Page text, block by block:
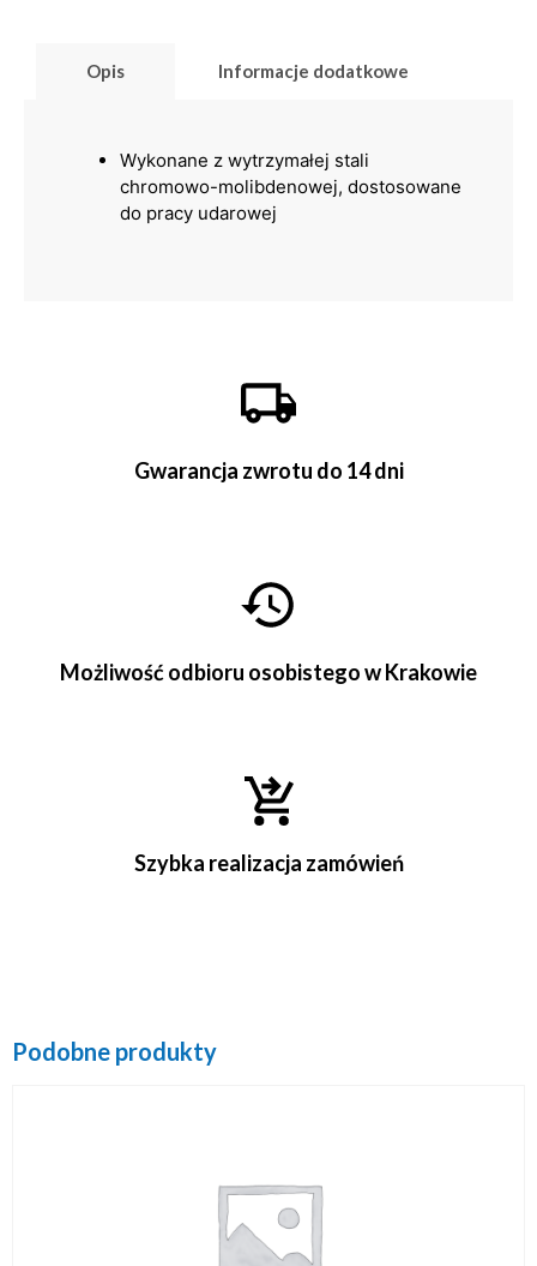
Opis Informacje dodatkowe
Wykonane z wytrzymałej stali
chromowo-molibdenowej, dostosowane
do pracy udarowej
Gwarancja zwrotu do 14 dni
Możliwość odbioru osobistego w Krakowie
Szybka realizacja zamówień
Podobne produkty